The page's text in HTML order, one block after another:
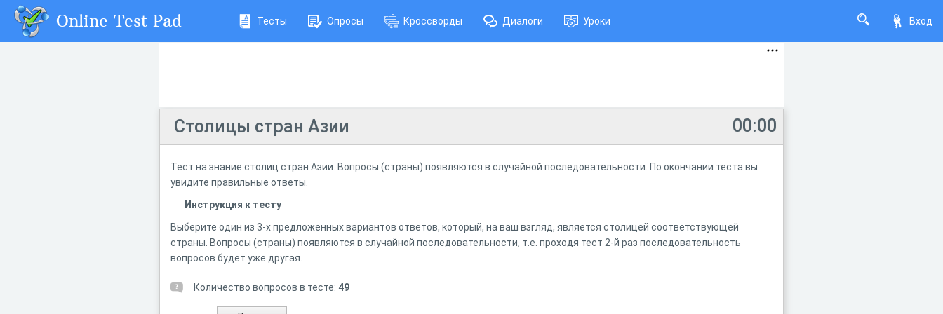
Вход
Online Test Pad Тесты Опросы Кроссворды Диалоги Уроки
00:00
Столицы стран Азии
Тест на знание столиц стран Азии. Вопросы (страны) появляются в случайной последовательности. По окончании теста вы
увидите правильные ответы.
Инструкция к тесту
Выберите один из 3-х предложенных вариантов ответов, который, на ваш взгляд, является столицей соответствующей
страны. Вопросы (страны) появляются в случайной последовательности, т.е. проходя тест 2-й раз последовательность
вопросов будет уже другая.
Количество вопросов в тесте: 49